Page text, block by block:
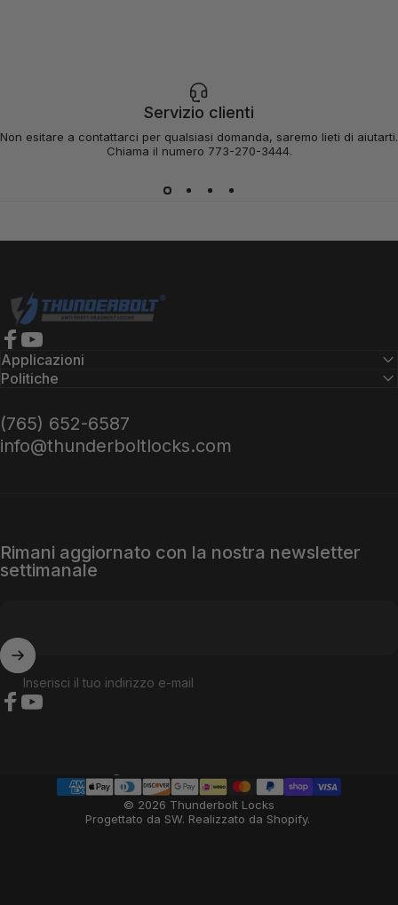
Servizio clienti
Non esitare a contattarci per qualsiasi domanda, saremo lieti di aiutarti.
Chiama il numero 773-270-3444.
Serrature Thunderbolt
Facebook
YouTube
Applicazioni
Politiche
(765) 652-6587
info@thunderboltlocks.com
Rimani aggiornato con la nostra newsletter
settimanale
Inserisci il tuo indirizzo e-mail
© 2026 Thunderbolt Locks
Progettato da SW. Realizzato da Shopify.
Paese/regione